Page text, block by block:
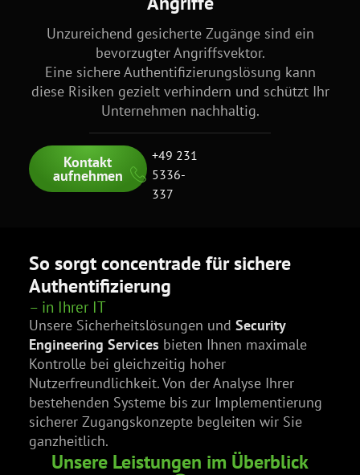
Unzureichend gesicherte Zugänge sind ein
bevorzugter Angriffsvektor.
Eine sichere Authentifizierungslösung kann
diese Risiken gezielt verhindern und schützt Ihr
Unternehmen nachhaltig.
Kontakt
aufnehmen
+49 231
5336-
337
So sorgt concentrade für sichere
Authentifizierung
– in Ihrer IT
Unsere Sicherheitslösungen und Security
Engineering Services bieten Ihnen maximale
Kontrolle bei gleichzeitig hoher
Nutzerfreundlichkeit. Von der Analyse Ihrer
bestehenden Systeme bis zur Implementierung
sicherer Zugangskonzepte begleiten wir Sie
ganzheitlich.
Unsere Leistungen im Überblick